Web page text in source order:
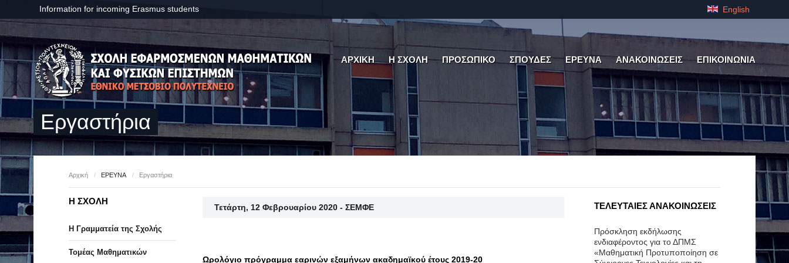
Information for incoming Erasmus students English
ΑΡΧΙΚΗ Η ΣΧΟΛΗ ΠΡΟΣΩΠΙΚΟ ΣΠΟΥΔΕΣ ΕΡΕΥΝΑ ΑΝΑΚΟΙΝΩΣΕΙΣ ΕΠΙΚΟΙΝΩΝΙΑ
Εργαστήρια
Αρχική / ΕΡΕΥΝΑ / Εργαστήρια
Τετάρτη, 12 Φεβρουαρίου 2020 - ΣΕΜΦΕ
Ωρολόγιο πρόγραμμα εαρινών εξαμήνων ακαδημαϊκού έτους 2019-20
Η ΣΧΟΛΗ
Η Γραμματεία της Σχολής
Τομέας Μαθηματικών
ΤΕΛΕΥΤΑΙΕΣ ΑΝΑΚΟΙΝΩΣΕΙΣ
Πρόσκληση εκδήλωσης
ενδιαφέροντος για το ΔΠΜΣ
«Μαθηματική Προτυποποίηση σε